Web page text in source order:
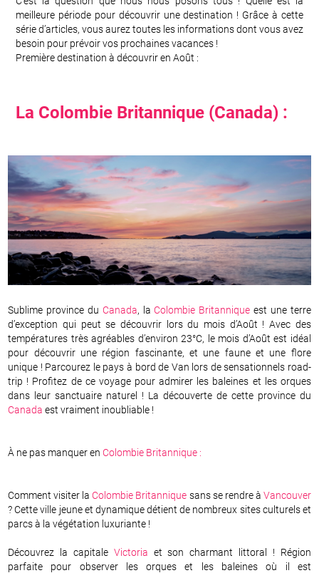
meilleure période pour découvrir une destination ! Grâce à cette
série d’articles, vous aurez toutes les informations dont vous avez
besoin pour prévoir vos prochaines vacances !
Première destination à découvrir en Août :
La Colombie Britannique (Canada) :
Sublime province du Canada, laColombie Britannique est une terre
d’exception qui peut se découvrir lors du mois d’Août ! Avec des
températures très agréables d’environ 23°C, le mois d’Août est idéal
pour découvrir une région fascinante, et une faune et une flore
unique ! Parcourez le pays à bord de Van lors de sensationnels road-
trip ! Profitez de ce voyage pour admirer les baleines et les orques
dans leur sanctuaire naturel ! La découverte de cette province du
Canada est vraiment inoubliable !
À ne pas manquer enColombie Britannique :
Comment visiter laColombie Britannique sans se rendre à Vancouver
? Cette ville jeune et dynamique détient de nombreux sites culturels et
parcs à la végétation luxuriante !
Découvrez la capitale Victoria et son charmant littoral ! Région
parfaite pour observer les orques et les baleines où il est